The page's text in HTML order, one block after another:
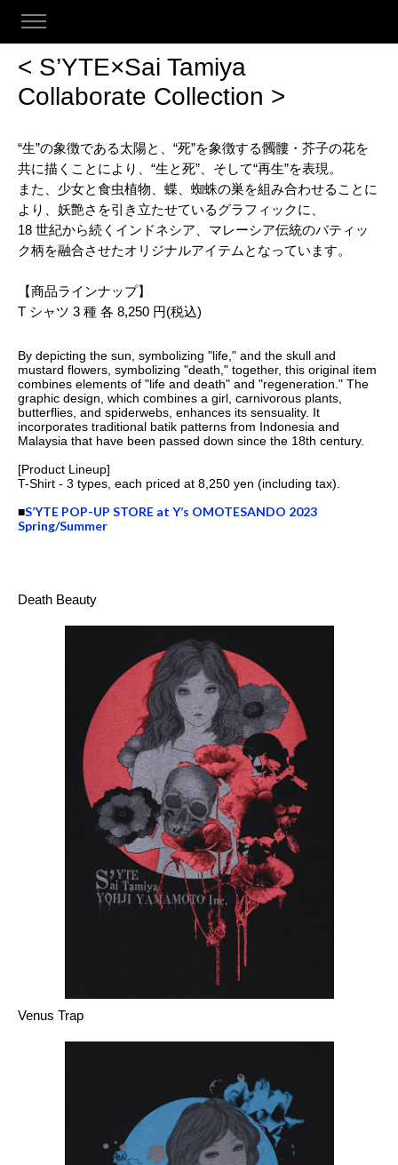
< S’YTE×Sai Tamiya
Collaborate Collection >
“生”の象徴である太陽と、“死”を象徴する髑髏・芥子の花を
共に描くことにより、“生と死”、そして“再生”を表現。
また、少女と食虫植物、蝶、蜘蛛の巣を組み合わせることに
より、妖艶さを引き立たせているグラフィックに、
18 世紀から続くインドネシア、マレーシア伝統のバティッ
ク柄を融合させたオリジナルアイテムとなっています。
【商品ラインナップ】
T シャツ 3 種 各 8,250 円(税込)
By depicting the sun, symbolizing "life," and the skull and
mustard flowers, symbolizing "death," together, this original item
combines elements of "life and death" and "regeneration." The
graphic design, which combines a girl, carnivorous plants,
butterflies, and spiderwebs, enhances its sensuality. It
incorporates traditional batik patterns from Indonesia and
Malaysia that have been passed down since the 18th century.
[Product Lineup]
T-Shirt - 3 types, each priced at 8,250 yen (including tax).
■S’YTE POP-UP STORE at Y’s OMOTESANDO 2023
Spring/Summer
Death Beauty
Venus Trap